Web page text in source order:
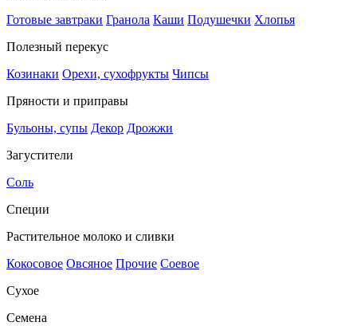
Готовые завтраки Гранола Каши Подушечки Хлопья
Полезный перекус
Козинаки Орехи, сухофрукты Чипсы
Пряности и приправы
Бульоны, супы Декор Дрожжи
Загустители
Соль
Специи
Растительное молоко и сливки
Кокосовое Овсяное Прочие Соевое
Сухое
Семена